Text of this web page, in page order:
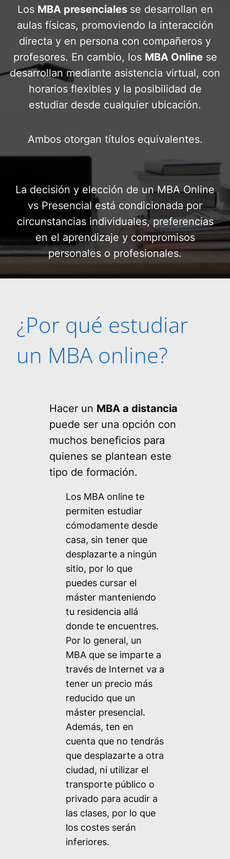
Los MBA presenciales se desarrollan en
aulas físicas, promoviendo la interacción
directa y en persona con compañeros y
profesores. En cambio, los MBA Onlinese
desarrollan mediante asistencia virtual, con
horarios flexibles y la posibilidad de
estudiar desde cualquier ubicación.
Ambos otorgan títulos equivalentes.
La decisión y elección de un MBA Online
vs Presencial está condicionada por
circunstancias individuales, preferencias
en el aprendizaje y compromisos
personales o profesionales.
¿Por qué estudiar
un MBA online?
Hacer un MBA a distancia
puede ser una opción con
muchos beneficios para
quienes se plantean este
tipo de formación.
Los MBA online te
permiten estudiar
cómodamente desde
casa, sin tener que
desplazarte a ningún
sitio, por lo que
puedes cursar el
máster manteniendo
tu residencia allá
donde te encuentres.
Por lo general, un
MBA que se imparte a
través de Internet va a
tener un precio más
reducido que un
máster presencial.
Además, ten en
cuenta que no tendrás
que desplazarte a otra
ciudad, ni utilizar el
transporte público o
privado para acudir a
las clases, por lo que
los costes serán
inferiores.